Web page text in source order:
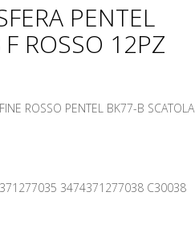
PENTEL
F ROSSO 12PZ
ROSSO PENTEL BK77-B SCATOLA
3474371277038 C30038